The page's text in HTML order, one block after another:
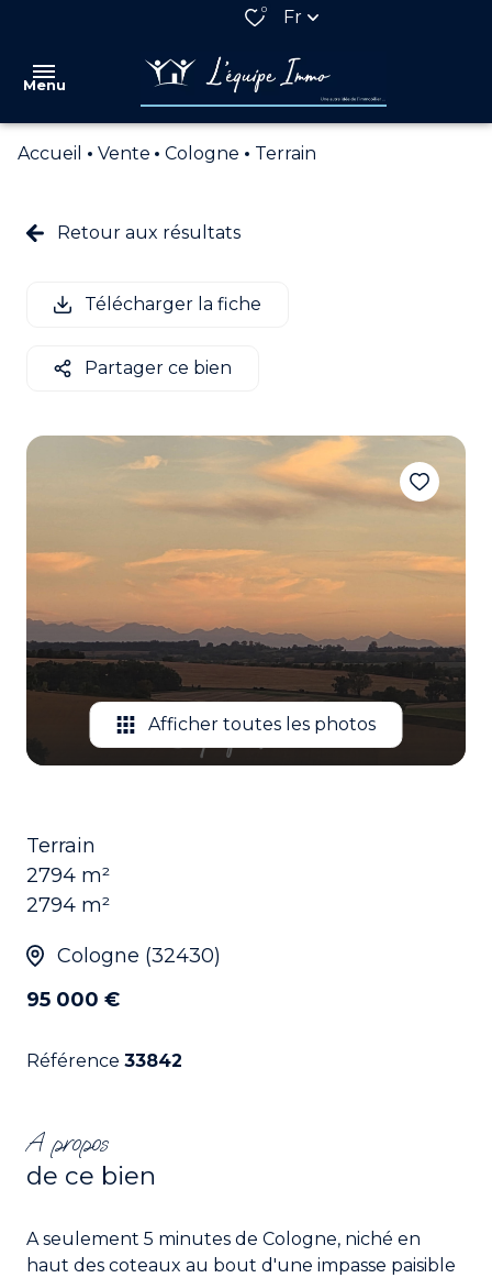
0 Fr
Menu
NOUS
NOS
PARTENAIRES
NOUS
Accueil Vente Cologne Terrain
Retour aux résultats
Télécharger la fiche
Partager ce bien
Afficher toutes les photos
Terrain
2794 m²
2794 m²
Cologne (32430)
95 000 €
Référence 33842
A propos
de ce bien
A seulement 5 minutes de Cologne, niché en
haut des coteaux au bout d'une impasse paisible